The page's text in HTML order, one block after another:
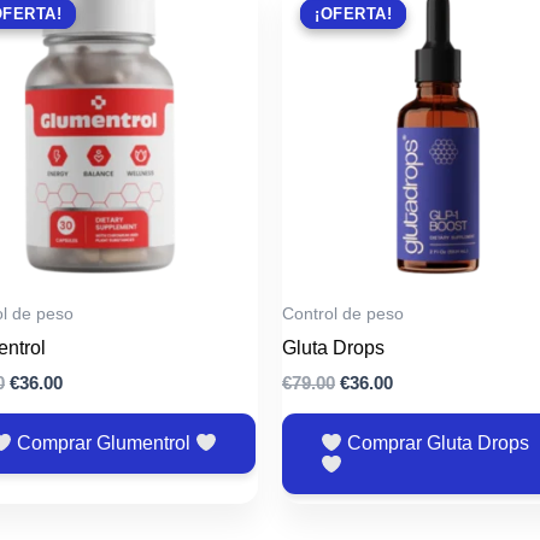
de peso
El
era:
€79.00.
€36.00El
es:
€36.00.
Comprar Glumentrol
¡OFERTA!
¡OFERTA!
Control de peso
Gluta Drops
€79.00 El
era:
€36.00El
es:
Comprar Gluta Drops